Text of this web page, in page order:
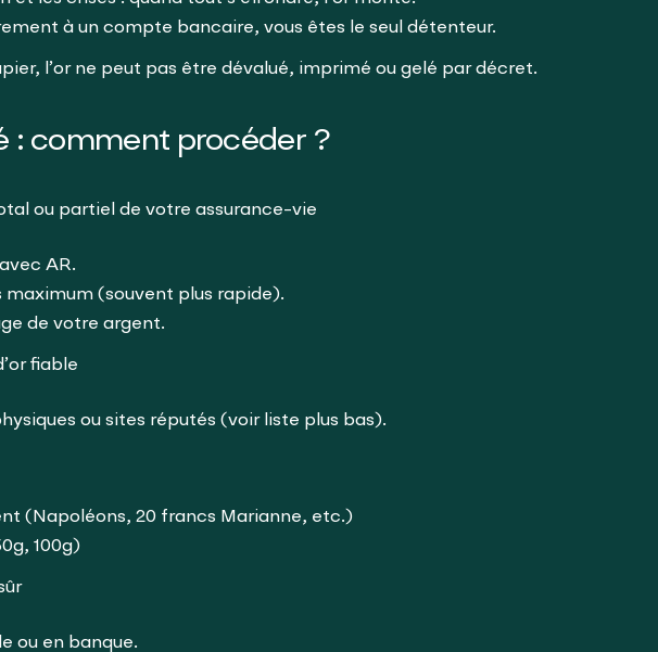
à un compte bancaire, vous êtes le seul détenteur.
l’or ne peut pas être dévalué, imprimé ou gelé par décret.
: comment procéder ?
ou partiel de votre assurance-vie
AR.
maximum (souvent plus rapide).
de votre argent.
fiable
ou sites réputés (voir liste plus bas).
(Napoléons, 20 francs Marianne, etc.)
100g)
ou en banque.